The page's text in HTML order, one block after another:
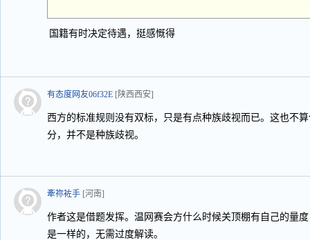
国籍有时决定待遇，挺感慨得
有态度网友06f32E [陕西西安]
西方的标准规则没有双标，只是有点种族歧视而已。这也不
分，并不是种族歧视。
牽祢袏手 [河南]
作者这是借题发挥。温网赛会方什么时候关顶棚有自己的量
是一样的，无需过度解读。